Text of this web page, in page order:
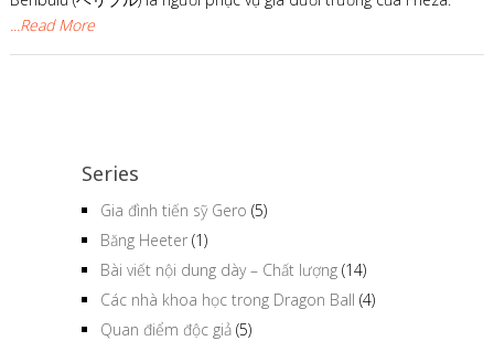
...Read More
Series
Gia đình tiến sỹ Gero (5)
Băng Heeter (1)
Bài viết nội dung dày – Chất lượng (14)
Các nhà khoa học trong Dragon Ball (4)
Quan điểm độc giả (5)